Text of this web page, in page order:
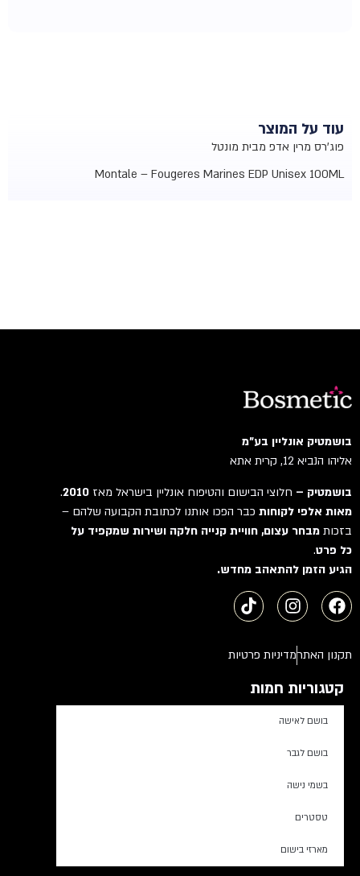
עוד על המוצר
פוג'רס מרין אדפ מבית מונטל
Montale – Fougeres Marines EDP Unisex 100ML
בושמטיק אונליין בע"מ
אליהו הנביא 12, קרית אתא
בושמטיק –חלוצי הבישום והטיפוח אונליין בישראל מאז2010
.
מאות אלפי לקוחותכבר הפכו אותנו לכתובת הקבועה שלהם –
בזכותמבחר עצום, חוויית קנייה חלקה ושירות שמקפיד על
כל פרט.
הגיע הזמן להתאהב מחדש.
תקנון האתרמדיניות פרטיות
קטגוריות חמות
בושם לאישה
בושם לגבר
בשמי נישה
טסטרים
מארזי בישום